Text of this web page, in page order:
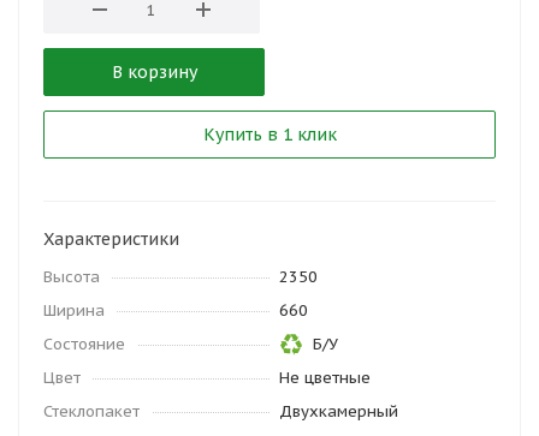
В корзину
Купить в 1 клик
Характеристики
Высота
2350
Ширина
660
Состояние
Б/У
Цвет
Не цветные
Стеклопакет
Двухкамерный